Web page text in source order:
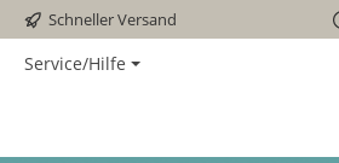
Hauptinhalt springen
Zur Suche springen
Zur Hauptnavigation springen
Schneller Versand
Service/Hilfe